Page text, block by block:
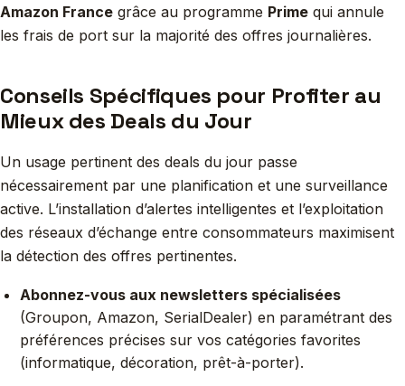
Amazon France grâce au programme Prime qui annule
les frais de port sur la majorité des offres journalières.
Conseils Spécifiques pour Profiter au
Mieux des Deals du Jour
Un usage pertinent des deals du jour passe
nécessairement par une planification et une surveillance
active. L’installation d’alertes intelligentes et l’exploitation
des réseaux d’échange entre consommateurs maximisent
la détection des offres pertinentes.
Abonnez-vous aux newsletters spécialisées
(Groupon, Amazon, SerialDealer) en paramétrant des
préférences précises sur vos catégories favorites
(informatique, décoration, prêt-à-porter).